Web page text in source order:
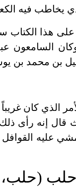
وكان
بن محمد بن
الذي كان
قال إنه رأى
عليه
613/1216)